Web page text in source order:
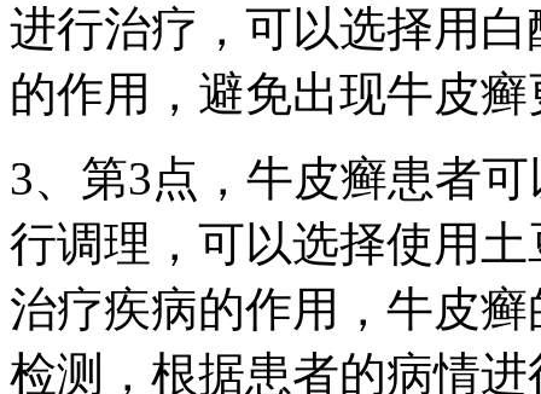
进行治疗，可以选择用
的作用，避免出现牛皮
3、第3点，牛皮癣患者
行调理，可以选择使用
治疗疾病的作用，牛皮
检测，根据患者的病情